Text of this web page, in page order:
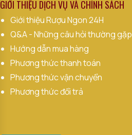
GIỚI THIỆU DỊCH VỤ VÀ CHÍNH SÁCH
Giới thiệu Rượu Ngon 24H
Q&A - Những câu hỏi thường gặp
Hướng dẫn mua hàng
Phương thức thanh toán
Phương thức vận chuyển
Phương thức đổi trả